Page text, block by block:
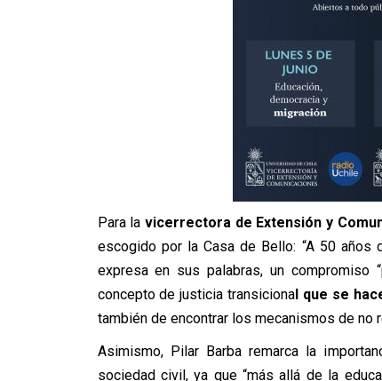
Para la vicerrectora de Extensión y
escogido por la Casa de Bello: “A 50 años
expresa en sus palabras, un compromiso
concepto de justicia transicional que se
también de encontrar los mecanismos de no
Asimismo, Pilar Barba remarca la
sociedad civil, ya que “más allá de la